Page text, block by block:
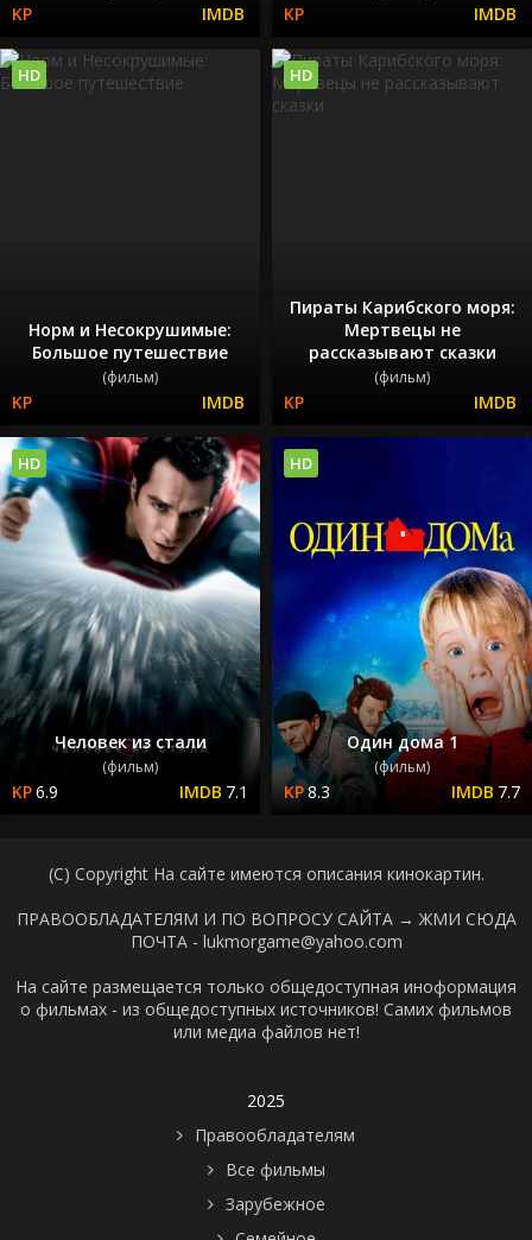
Норм и Несокрушимые:
Большое путешествие
(фильм)
HD
Пираты Карибского моря:
Мертвецы не
рассказывают сказки
(фильм)
HD
Человек из стали
(фильм)
6.9 7.1
HD
Один дома 1
(фильм)
8.3 7.7
HD
(C) Copyright На сайте имеются описания кинокартин.
ПРАВООБЛАДАТЕЛЯМ И ПО ВОПРОСУ САЙТА → ЖМИ СЮДА
ПОЧТА - lukmorgame@yahoo.com
На сайте размещается только общедоступная иноформация
о фильмах - из общедоступных источников! Самих фильмов
или медиа файлов нет!
2025
Правообладателям
Все фильмы
Зарубежное